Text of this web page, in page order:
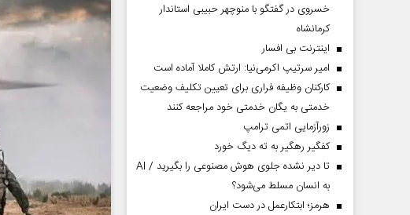
خسروی در گفتگو با منوچهر حبیبی استاندار
کرمانشاه
اینترنت بی افسار
امیر سرتیپ اکرمی‌نیا: ارتش کاملا آماده است
کارکنان وظیفه فراری برای تعیین تکلیف وضعیت
خدمتی به یگان خدمتی خود مراجعه کنند
زورآزمایی اتمی ترامپ
کفگیر رهگیر به ته دیگ خورد
تا دیر نشده جلوی هوش مصنوعی را بگیرید / AI
به انسان مسلط می‌شود؟
هرمز؛ ابتکارعمل در دست ایران